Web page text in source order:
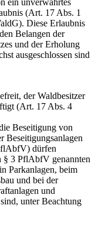
ein unverwahrtes
(Art. 17 Abs. 1
Diese Erlaubnis
Belangen der
und der Erholung
ausgeschlossen sind
der Waldbesitzer
(Art. 17 Abs. 4
Beseitigung von
Beseitigungsanlagen
dürfen
§ 3 PflAbfV genannten
Parkanlagen, beim
und bei der
und
unter Beachtung